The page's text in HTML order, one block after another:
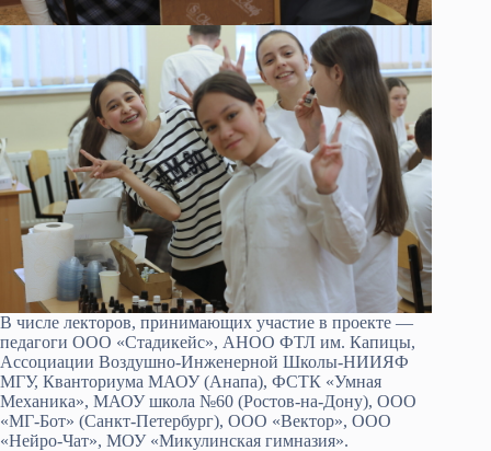
В числе лекторов, принимающих участие в проекте —
педагоги ООО «Стадикейс», АНОО ФТЛ им. Капицы,
Ассоциации Воздушно-Инженерной Школы-НИИЯФ
МГУ, Кванториума МАОУ (Анапа), ФСТК «Умная
Механика», МАОУ школа №60 (Ростов-на-Дону), ООО
«МГ-Бот» (Санкт-Петербург), ООО «Вектор», ООО
«Нейро-Чат», МОУ «Микулинская гимназия».